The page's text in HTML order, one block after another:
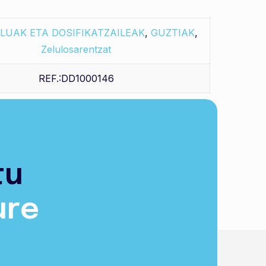
ETA DOSIFIKATZAILEAK, GUZTIAK,
Zelulosarentzat
REF.:DD1000146